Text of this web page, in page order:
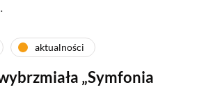
aktualności
„Symfonia